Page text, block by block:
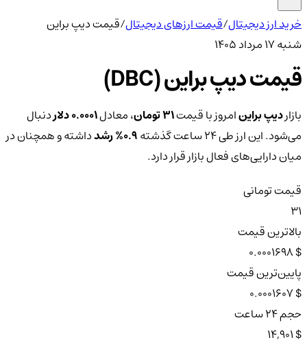
خرید ارز دیجیتال/قیمت ارزهای دیجیتال/قیمت دیپ براین
شنبه ۱۷ مرداد ۱۴۰۵
قیمت دیپ براین (DBC)
بازاردیپ براینامروز با قیمت31 تومان ، معادل0.0001 دلار
دنبال
می‌شود. این ارز طی ۲۴ ساعت گذشته
0.9% رشدداشته و همچنان در
میان دارایی‌های فعال بازار قرار دارد.
قیمت تومانی
31
بالاترین قیمت
$ 0.0001698
پایین‌ترین قیمت
$ 0.0001607
حجم ۲۴ ساعت
$ 14,901